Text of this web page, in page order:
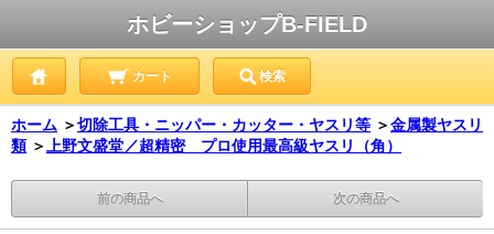
ホビーショップB-FIELD
カート 検索
ホーム ＞切除工具・ニッパー・カッター・ヤスリ等 ＞金属製ヤスリ
類 ＞ 上野文盛堂／超精密 プロ使用最高級ヤスリ（角）
前の商品へ 次の商品へ